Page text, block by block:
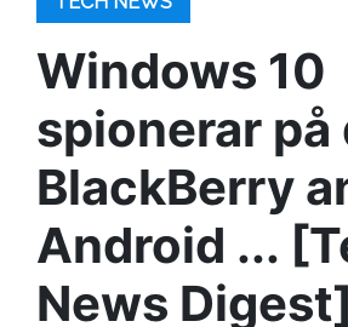
Windows 10
spionerar på
BlackBerry
Android ...
News Digest]